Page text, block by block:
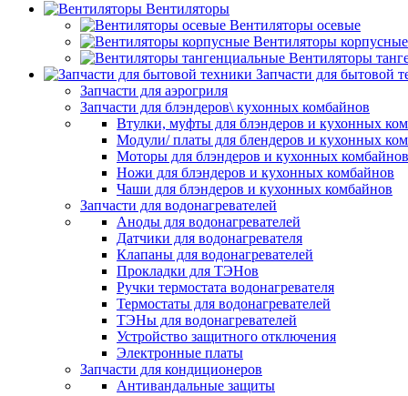
Вентиляторы
Вентиляторы осевые
Вентиляторы корпусные
Вентиляторы
Запчасти для бытовой
Запчасти для аэрогриля
Запчасти для блэндеров\ кухонных комбайнов
Втулки, муфты для блэндеров и кухонных
Модули/ платы для блендеров и кухонных
Моторы для блэндеров и кухонных комбайнов
Ножи для блэндеров и кухонных комбайнов
Чаши для блэндеров и кухонных комбайнов
Запчасти для водонагревателей
Аноды для водонагревателей
Датчики для водонагревателя
Клапаны для водонагревателей
Прокладки для ТЭНов
Ручки термостата водонагревателя
Термостаты для водонагревателей
ТЭНы для водонагревателей
Устройство защитного отключения
Электронные платы
Запчасти для кондиционеров
Антивандальные защиты